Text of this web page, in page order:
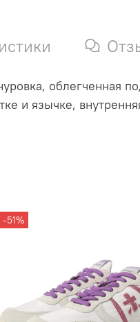
облегченная
и язычке,
-51%